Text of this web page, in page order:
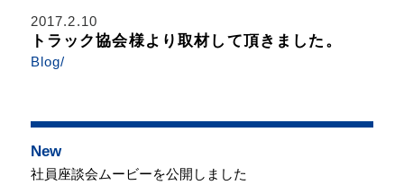
2017.2.10
トラック協会様より取材して頂きました。
Blog/
New
社員座談会ムービーを公開しました